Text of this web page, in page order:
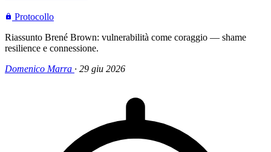
Protocollo
Riassunto Brené Brown: vulnerabilità come coraggio — shame
resilience e connessione.
Domenico Marra · 29 giu 2026